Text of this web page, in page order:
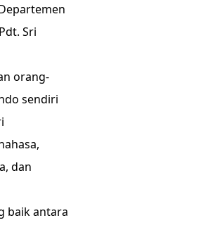
Sri
orang-
sendiri
dan
baik antara